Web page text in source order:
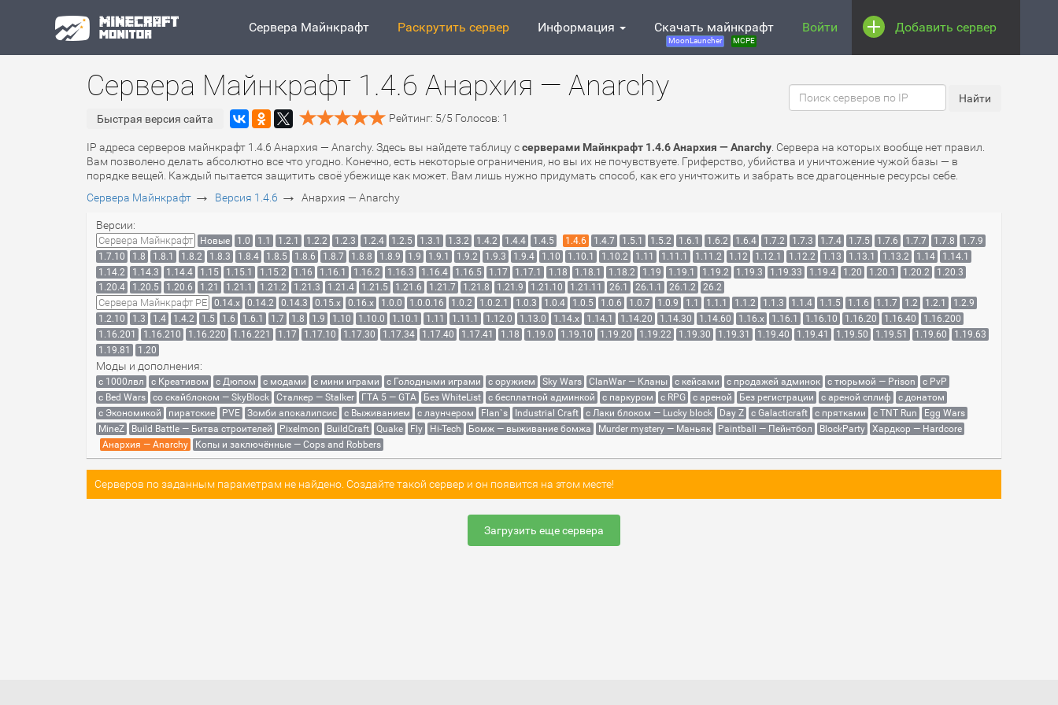
Сервера Майнкрафт Раскрутить сервер Информация Скачать майнкрафт
MoonLauncher MCPE
Войти Добавить сервер
Сервера Майнкрафт 1.4.6 Анархия — Anarchy
Быстрая версия сайта Рейтинг: 5/5 Голосов: 1
IP адреса серверов майнкрафт 1.4.6 Анархия — Anarchy. Здесь вы найдете таблицу ссерверами Майнкрафт 1.4.6 Анархия — Anarchy . Сервера на которых вообще нет правил.
Вам позволено делать абсолютно все что угодно. Конечно, есть некоторые ограничения, но вы их не почувствуете. Гриферство, убийства и уничтожение чужой базы — в
порядке вещей. Каждый пытается защитить своё убежище как может. Вам лишь нужно придумать способ, как его уничтожить и забрать все драгоценные ресурсы себе.
Сервера Майнкрафт → Версия 1.4.6 → Анархия — Anarchy
Версии:
Сервера Майнкрафт Новые 1.0 1.1 1.2.1 1.2.2 1.2.3 1.2.4 1.2.5 1.3.1 1.3.2 1.4.2 1.4.4 1.4.5 1.4.6 1.4.7 1.5.1 1.5.2 1.6.1 1.6.2 1.6.4 1.7.2 1.7.3 1.7.4 1.7.5 1.7.6 1.7.7 1.7.8
1.7.9
1.7.10
1.8 1.8.1 1.8.2 1.8.3 1.8.4 1.8.5 1.8.6 1.8.7 1.8.8 1.8.9 1.9 1.9.1 1.9.2 1.9.3 1.9.4 1.10 1.10.1 1.10.2 1.11 1.11.1 1.11.2 1.12 1.12.1 1.12.2 1.13 1.13.1 1.13.2 1.14
1.14.1
1.14.2
1.14.3 1.14.4 1.15 1.15.1 1.15.2 1.16 1.16.1 1.16.2 1.16.3 1.16.4 1.16.5 1.17 1.17.1 1.18 1.18.1 1.18.2 1.19 1.19.1 1.19.2 1.19.3 1.19.33 1.19.4 1.20 1.20.1 1.20.2
1.20.3
1.20.4
1.20.5 1.20.6 1.21 1.21.1 1.21.2 1.21.3 1.21.4 1.21.5 1.21.6 1.21.7 1.21.8 1.21.9 1.21.10 1.21.11 26.1 26.1.1 26.1.2 26.2
Сервера Майнкрафт PE 0.14.x 0.14.2 0.14.3 0.15.x 0.16.x 1.0.0 1.0.0.16 1.0.2 1.0.2.1 1.0.3 1.0.4 1.0.5 1.0.6 1.0.7 1.0.9 1.1 1.1.1 1.1.2 1.1.3 1.1.4 1.1.5 1.1.6 1.1.7 1.2 1.2.1
1.2.9
1.2.10
1.3 1.4 1.4.2 1.5 1.6 1.6.1 1.7 1.8 1.9 1.10 1.10.0 1.10.1 1.11 1.11.1 1.12.0 1.13.0 1.14.x 1.14.1 1.14.20 1.14.30 1.14.60 1.16.x 1.16.1 1.16.10 1.16.20 1.16.40
1.16.200
1.16.201
1.16.210 1.16.220 1.16.221 1.17 1.17.10 1.17.30 1.17.34 1.17.40 1.17.41 1.18 1.19.0 1.19.10 1.19.20 1.19.22 1.19.30 1.19.31 1.19.40 1.19.41 1.19.50 1.19.51 1.19.60
1.19.63
1.19.81
1.20
Моды и дополнения:
с 1000лвл c Креативом с Дюпом с модами с мини играми с Голодными играми с оружием Sky Wars ClanWar — Кланы с кейсами с продажей админок с тюрьмой — Prison
с PvP
с Bed Wars
со скайблоком — SkyBlock Сталкер — Stalker ГТА 5 — GTA Без WhiteList с бесплатной админкой с паркуром с RPG с ареной Без регистрации с ареной сплиф
с донатом
с Экономикой
пиратские PVE Зомби апокалипсис с Выживанием с лаунчером Flan`s Industrial Craft с Лаки блоком — Lucky block Day Z с Galacticraft с прятками с TNT Run
Egg Wars
MineZ
Build Battle — Битва строителей Pixelmon BuildCraft Quake Fly Hi-Tech Бомж — выживание бомжа Murder mystery — Маньяк Paintball — Пейнтбол BlockParty
Хардкор — Hardcore
Анархия — Anarchy
Копы и заключённые — Cops and Robbers
Серверов по заданным параметрам не найдено. Создайте такой сервер и он появится на этом месте!
Загрузить еще сервера